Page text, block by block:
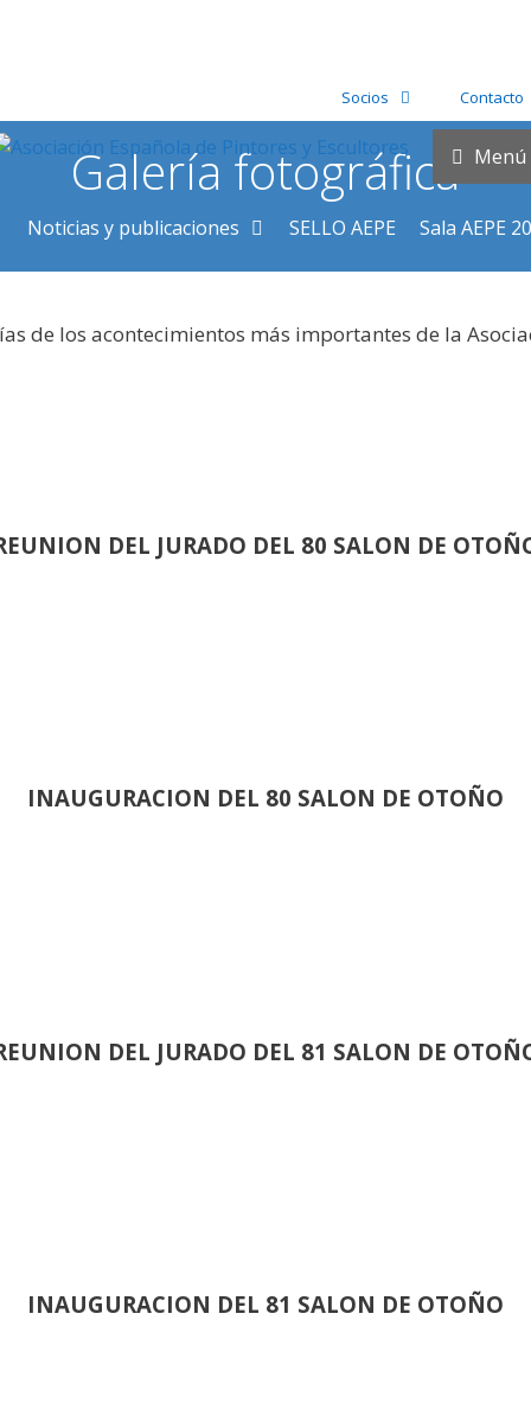
Socios Contacto
Menú
Noticias y publicaciones SELLO AEPE Sala AEPE
Galería fotográfica
de los acontecimientos más importantes de la
DEL JURADO DEL 80 SALON DE
INAUGURACION DEL 80 SALON DE OTOÑO
DEL JURADO DEL 81 SALON DE
INAUGURACION DEL 81 SALON DE OTOÑO